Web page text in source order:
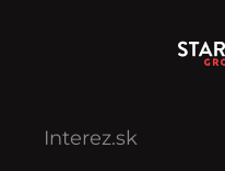
Interez.sk